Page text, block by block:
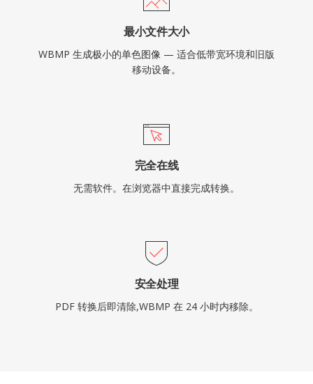
最小文件大小
WBMP 生成极小的单色图像 — 适合低带宽环境和旧版
移动设备。
完全在线
无需软件。在浏览器中直接完成转换。
安全处理
PDF 转换后即清除,WBMP 在 24 小时内移除。